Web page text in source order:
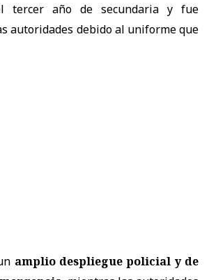
tercer año de secundaria y fue
autoridades debido al uniforme que
amplio despliegue policial y de